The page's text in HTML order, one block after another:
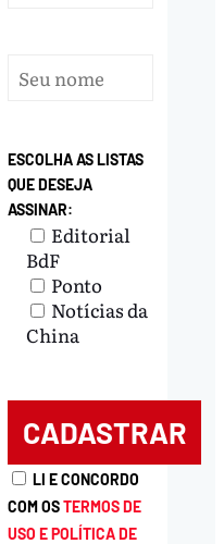
ESCOLHA AS LISTAS
QUE DESEJA
ASSINAR:
Editorial
BdF
Ponto
Notícias da
China
LI E CONCORDO
COM OSTERMOS DE
USO E POLÍTICA DE